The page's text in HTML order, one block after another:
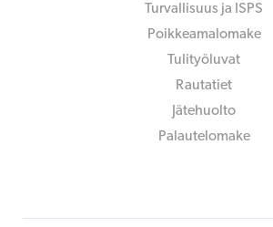
Turvallisuus ja ISPS
Poikkeamalomake
Tulityöluvat
Rautatiet
Jätehuolto
Palautelomake